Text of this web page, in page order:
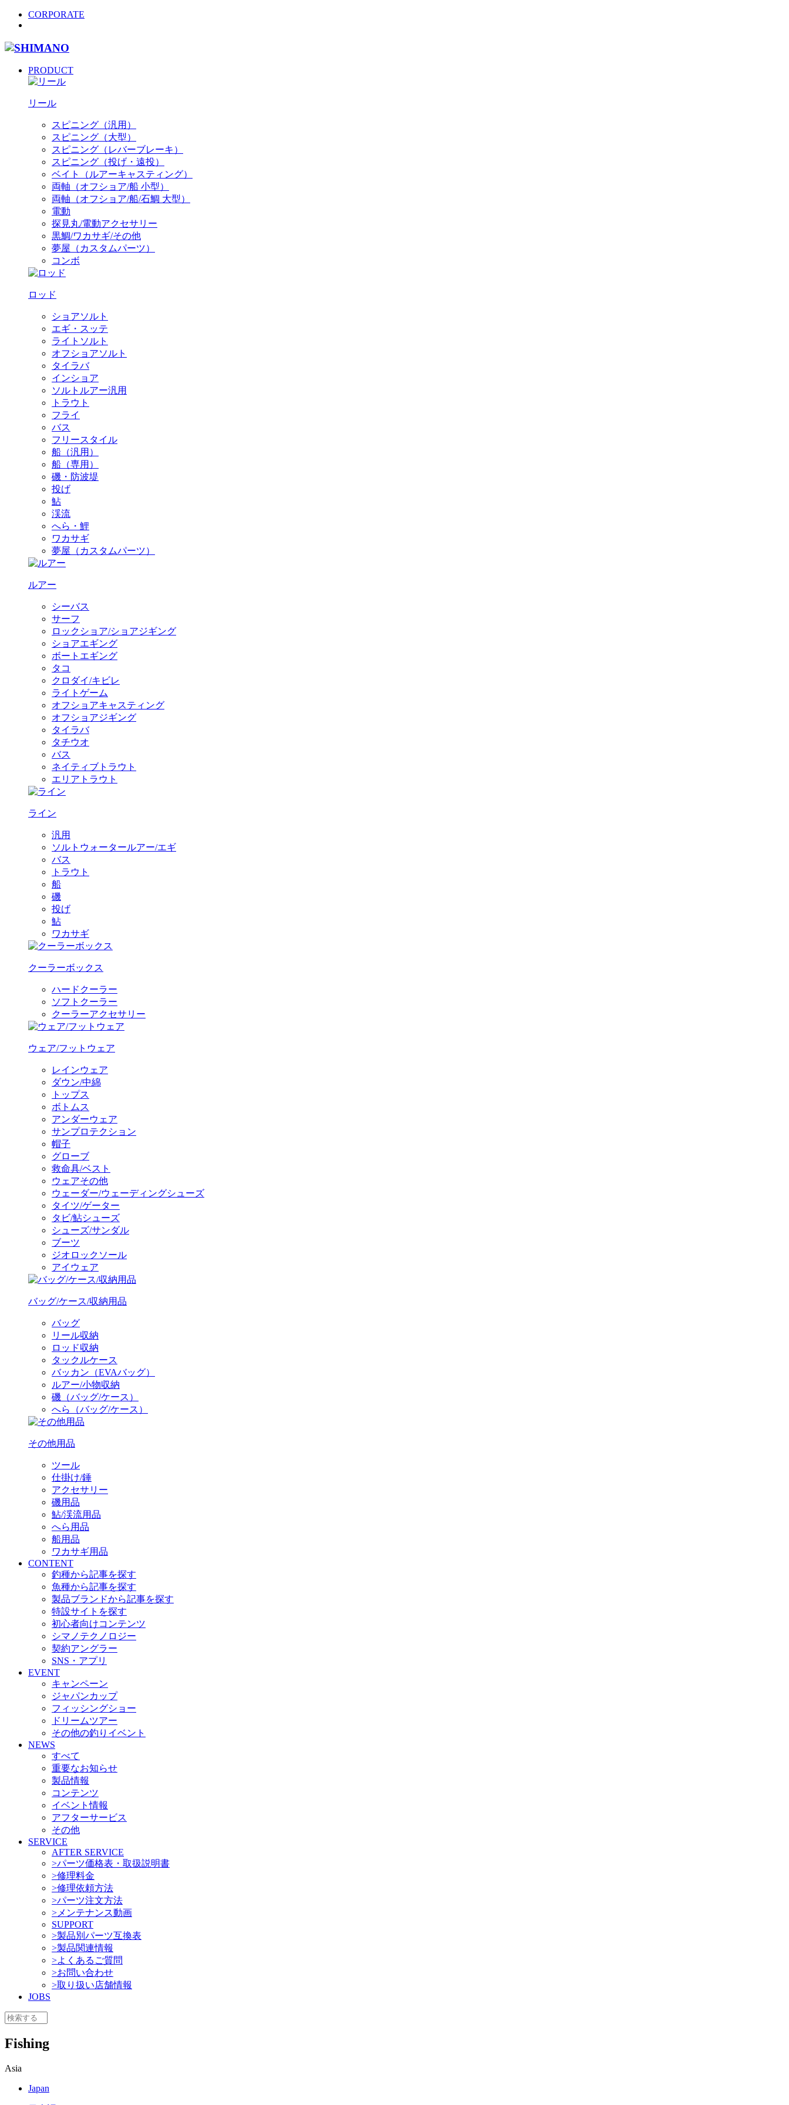
CORPORATE
PRODUCT
リール
スピニング（汎用）
スピニング（大型）
スピニング（レバーブレーキ）
スピニング（投げ・遠投）
ベイト（ルアーキャスティング）
両軸（オフショア/船 小型）
両軸（オフショア/船/石鯛 大型）
電動
探見丸/電動アクセサリー
黒鯛/ワカサギ/その他
夢屋（カスタムパーツ）
コンボ
ロッド
ショアソルト
エギ・スッテ
ライトソルト
オフショアソルト
タイラバ
インショア
ソルトルアー汎用
トラウト
フライ
バス
フリースタイル
船（汎用）
船（専用）
磯・防波堤
投げ
鮎
渓流
へら・鯉
ワカサギ
夢屋（カスタムパーツ）
ルアー
シーバス
サーフ
ロックショア/ショアジギング
ショアエギング
ボートエギング
タコ
クロダイ/キビレ
ライトゲーム
オフショアキャスティング
オフショアジギング
タイラバ
タチウオ
バス
ネイティブトラウト
エリアトラウト
ライン
汎用
ソルトウォータールアー/エギ
バス
トラウト
船
磯
投げ
鮎
ワカサギ
クーラーボックス
ハードクーラー
ソフトクーラー
クーラーアクセサリー
ウェア/フットウェア
レインウェア
ダウン/中綿
トップス
ボトムス
アンダーウェア
サンプロテクション
帽子
グローブ
救命具/ベスト
ウェアその他
ウェーダー/ウェーディングシューズ
タイツ/ゲーター
タビ/鮎シューズ
シューズ/サンダル
ブーツ
ジオロックソール
アイウェア
バッグ/ケース/収納用品
バッグ
リール収納
ロッド収納
タックルケース
バッカン（EVAバッグ）
ルアー/小物収納
磯（バッグ/ケース）
へら（バッグ/ケース）
その他用品
ツール
仕掛け/錘
アクセサリー
磯用品
鮎/渓流用品
へら用品
船用品
ワカサギ用品
CONTENT
釣種から記事を探す
魚種から記事を探す
製品ブランドから記事を探す
特設サイトを探す
初心者向けコンテンツ
シマノテクノロジー
契約アングラー
SNS・アプリ
EVENT
キャンペーン
ジャパンカップ
フィッシングショー
ドリームツアー
その他の釣りイベント
NEWS
すべて
重要なお知らせ
製品情報
コンテンツ
イベント情報
アフターサービス
その他
SERVICE
AFTER SERVICE
>パーツ価格表・取扱説明書
>修理料金
>修理依頼方法
>パーツ注文方法
>メンテナンス動画
SUPPORT
>製品別パーツ互換表
>製品関連情報
>よくあるご質問
>お問い合わせ
>取り扱い店舗情報
JOBS
Fishing
Asia
Japan